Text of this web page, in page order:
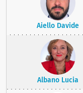
Aiello Davide
Albano Lucia